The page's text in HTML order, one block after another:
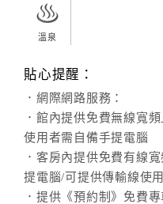
溫泉
貼心提醒：
．網際網路服務：
．館內提供免費無線寬
使用者需自備手提電腦
．客房內提供免費有線
提電腦/可提供傳輸線使用
．提供《預約制》免費